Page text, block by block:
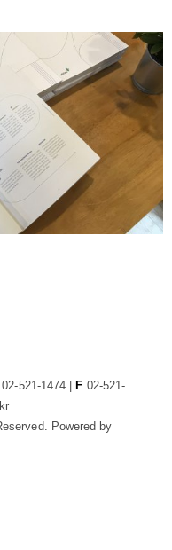
02-521-1474 | F 02-521-
Powered by